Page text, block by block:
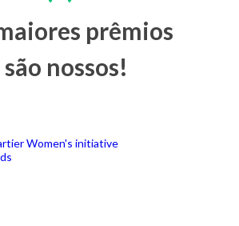
prêmios
são nossos!